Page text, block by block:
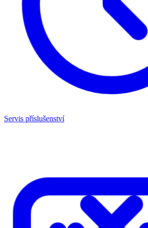
Servis příslušenství